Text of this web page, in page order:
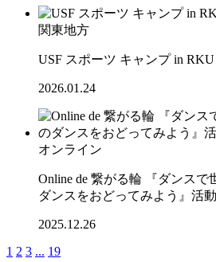
関東地方
USF スポーツ キャンプ in
2026.01.24
オンライン
Online de 繋がる輪 『ダンス
ダンスをおどってみよう』活
2025.12.26
1 2 3 ... 19